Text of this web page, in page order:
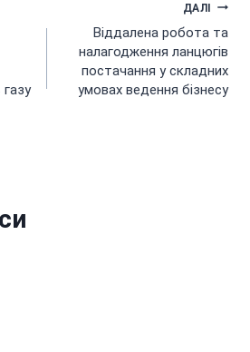
газу
ДАЛІ
Віддалена робота та
налагодження ланцюгів
постачання у складних
умовах ведення бізнесу